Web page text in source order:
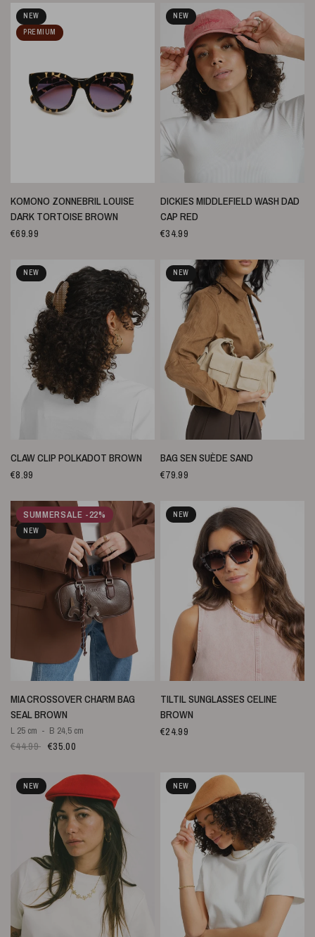
NEW
PREMIUM
SNELLE WEERGAVE
KOMONO ZONNEBRIL LOUISE
DARK TORTOISE BROWN
€69.99
NEW
SNELLE WEERGAVE
DICKIES MIDDLEFIELD WASH DAD
CAP RED
€34.99
NEW
SNELLE WEERGAVE
CLAW CLIP POLKADOT BROWN
€8.99
NEW
SNELLE WEERGAVE
BAG SEN SUÈDE SAND
€79.99
SUMMERSALE -22%
NEW
SNELLE WEERGAVE
MIA CROSSOVER CHARM BAG
SEAL BROWN
L 25 cm B 24,5 cm
€44.99 €35.00
NEW
SNELLE WEERGAVE
TILTIL SUNGLASSES CELINE
BROWN
€24.99
NEW NEW